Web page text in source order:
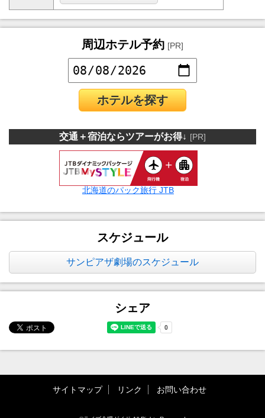
周辺ホテル予約 [PR]
ホテルを探す
交通＋宿泊ならツアーがお得↓ [PR]
北海道のパック旅行 JTB
スケジュール
サンピアザ劇場のスケジュール
シェア
サイトマップ リンク お問い合わせ